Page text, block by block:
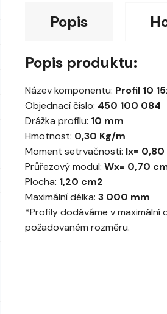
Popis
Popis produktu:
Název komponentu: Profil 10
Objednací číslo: 450 100 084
Drážka profilu: 10 mm
Hmotnost: 0,30 Kg/m
Moment setrvačnosti: Ix=
Průřezový modul: Wx= 0,70
Plocha: 1,20 cm2
Maximální délka: 3 000 mm
*Profily dodáváme v maximální
požadovaném rozměru.